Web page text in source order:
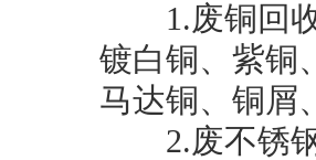
1.废铜回收:
镀白铜、紫铜
马达铜、铜屑
2.废不锈钢